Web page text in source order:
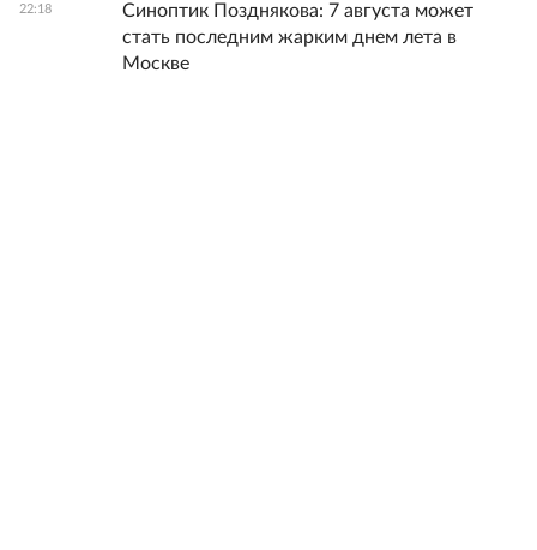
22:18
Синоптик Позднякова: 7 августа может
стать последним жарким днем лета в
Москве